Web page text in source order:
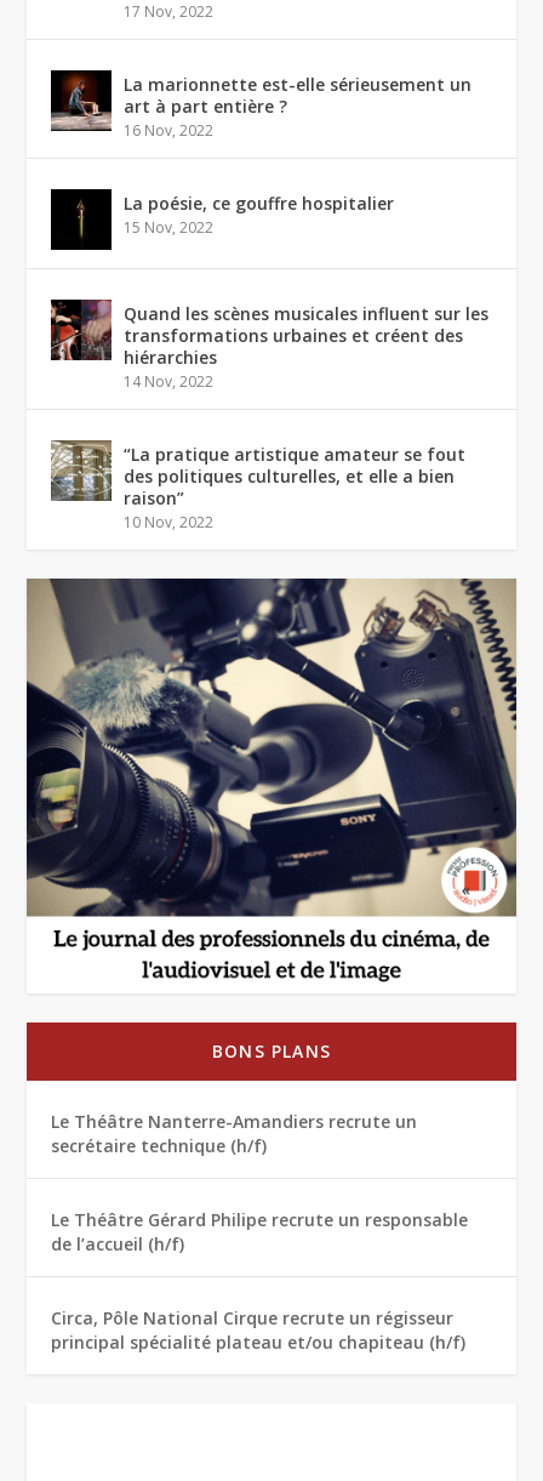
17 Nov, 2022
La marionnette est-elle sérieusement un
art à part entière ?
16 Nov, 2022
La poésie, ce gouffre hospitalier
15 Nov, 2022
Quand les scènes musicales influent sur les
transformations urbaines et créent des
hiérarchies
14 Nov, 2022
“La pratique artistique amateur se fout
des politiques culturelles, et elle a bien
raison”
10 Nov, 2022
BONS PLANS
Le Théâtre Nanterre-Amandiers recrute un
secrétaire technique (h/f)
Le Théâtre Gérard Philipe recrute un responsable
de l’accueil (h/f)
Circa, Pôle National Cirque recrute un régisseur
principal spécialité plateau et/ou chapiteau (h/f)